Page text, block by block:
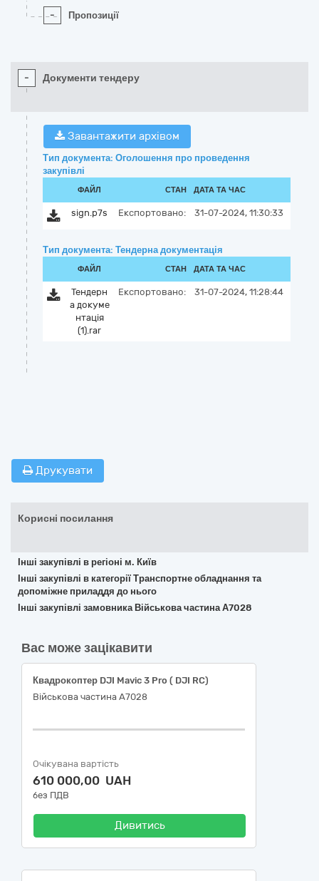
- Пропозиції
- Документи тендеру
Завантажити архівом
Тип документа: Оголошення про проведення
закупівлі
ФАЙЛ СТАН ДАТА ТА ЧАС
sign.p7s Експортовано: 31-07-2024, 11:30:33
Тип документа: Тендерна документація
ФАЙЛ СТАН ДАТА ТА ЧАС
Тендерн
а докуме
нтація
(1).rar
Експортовано: 31-07-2024, 11:28:44
Друкувати
Корисні посилання
Інші закупівлі в регіоні м. Київ
Інші закупівлі в категорії Транспортне обладнання та
допоміжне приладдя до нього
Інші закупівлі замовника Військова частина А7028
Вас може зацікавити
Квадрокоптер DJI Mavic 3 Pro ( DJI RC)
Військова частина А7028
Очікувана вартість
610 000,00 UAH
без ПДВ
Дивитись